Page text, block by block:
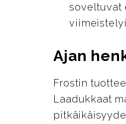
soveltuvat
Ajan
Frostin
Laadukkaat